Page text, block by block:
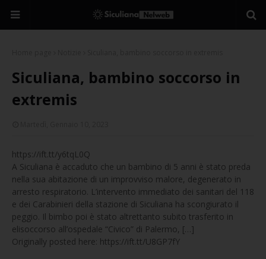
Siculiana, bambino soccorso in
extremis
https://ift.tt/y6tqL0Q
A Siculiana è accaduto che un bambino di 5 anni è stato preda
nella sua abitazione di un improvviso malore, degenerato in
arresto respiratorio. L’intervento immediato dei sanitari del 118
e dei Carabinieri della stazione di Siculiana ha scongiurato il
peggio. Il bimbo poi è stato altrettanto subito trasferito in
elisoccorso all’ospedale “Civico” di Palermo, […]
Originally posted here: https://ift.tt/U8GP7fY